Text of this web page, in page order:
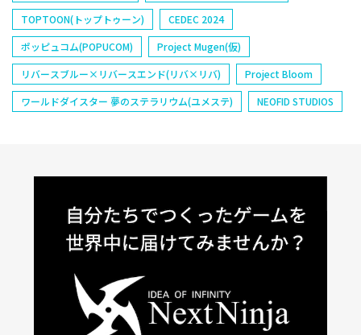
TOPTOON(トップトゥーン)
CEDEC 2024
ポッピュコム(POPUCOM)
Project Mugen(仮)
リバースブルー×リバースエンド(リバ×リバ)
Project Bloom
ワールドダイスター 夢のステラリウム(ユメステ)
NEOFID STUDIOS